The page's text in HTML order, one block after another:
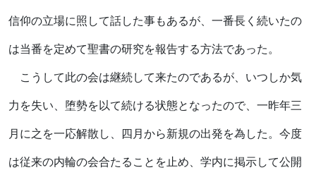
信仰の立場に照して話した事もあるが、一番長く続いたの
は当番を定めて聖書の研究を報告する方法であった。
こうして此の会は継続して来たのであるが、いつしか気
力を失い、堕勢を以て続ける状態となったので、一昨年三
月に之を一応解散し、四月から新規の出発を為した。今度
は従来の内輪の会合たることを止め、学内に掲示して公開